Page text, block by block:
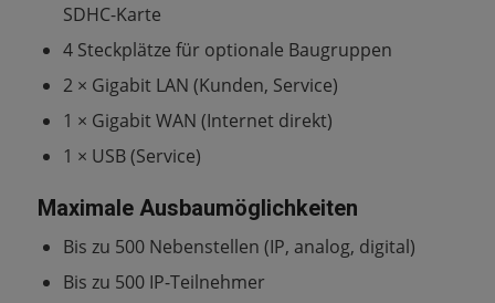
SDHC-Karte
4 Steckplätze für optionale Baugruppen
2 × Gigabit LAN (Kunden, Service)
1 × Gigabit WAN (Internet direkt)
1 × USB (Service)
Maximale Ausbaumöglichkeiten
Bis zu 500 Nebenstellen (IP, analog, digital)
Bis zu 500 IP-Teilnehmer